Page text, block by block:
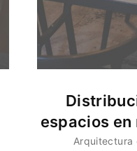
espacios
Arquitectura